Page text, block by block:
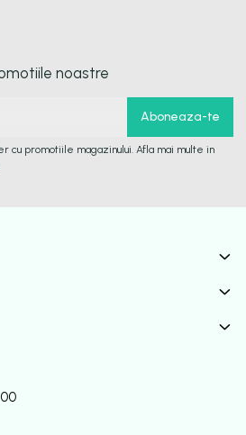
noastre
cu promotiile magazinului. Afla mai multe in